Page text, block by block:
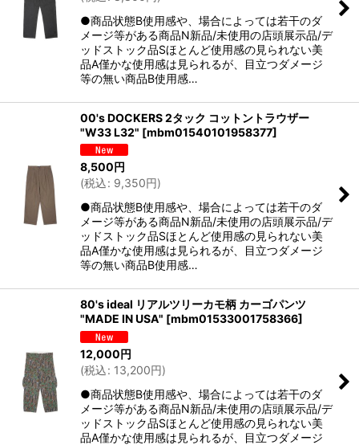
●商品状態B使用感や、場合によっては若干のダ
メージ等がある商品N新品/未使用の店頭展示品/デ
ッドストック品Sほとんど使用感の見られない美
品A僅かな使用感は見られるが、目立つダメージ
等の無い商品B使用感…
00's DOCKERS 2タック コットントラウザー
"W33 L32" [mbm01540101958377]
8,500円
(税込: 9,350円)
●商品状態B使用感や、場合によっては若干のダ
メージ等がある商品N新品/未使用の店頭展示品/デ
ッドストック品Sほとんど使用感の見られない美
品A僅かな使用感は見られるが、目立つダメージ
等の無い商品B使用感…
80's ideal リアルツリーカモ柄 カーゴパンツ
"MADE IN USA" [mbm01533001758366]
12,000円
(税込: 13,200円)
●商品状態B使用感や、場合によっては若干のダ
メージ等がある商品N新品/未使用の店頭展示品/デ
ッドストック品Sほとんど使用感の見られない美
品A僅かな使用感は見られるが、目立つダメージ